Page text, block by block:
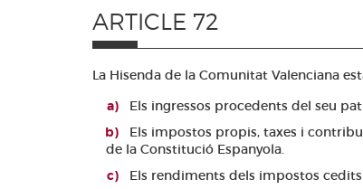
ARTICLE 72
La Hisenda de la Comunitat Valenciana
Els ingressos procedents del seu
Els impostos propis, taxes i
de la Constitució Espanyola.
Els rendiments dels impostos cedits